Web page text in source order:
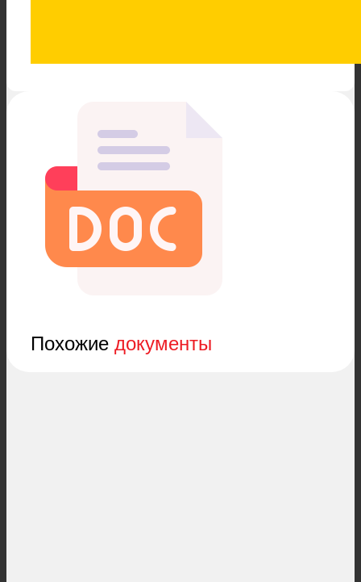
Похожие документы